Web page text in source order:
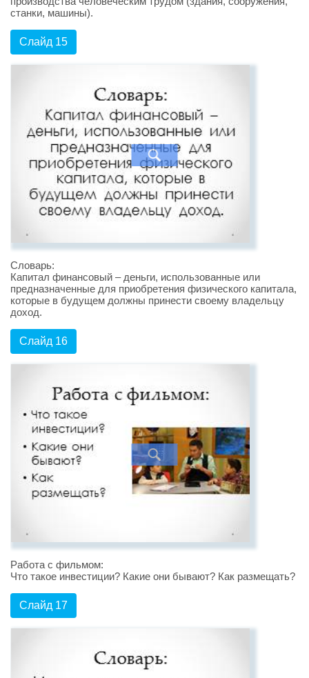
станки, машины).
Слайд 15
Словарь:
Капитал финансовый – деньги, использованные или
предназначенные для приобретения физического капитала,
которые в будущем должны принести своему владельцу
доход.
Слайд 16
Работа с фильмом:
Что такое инвестиции? Какие они бывают? Как размещать?
Слайд 17